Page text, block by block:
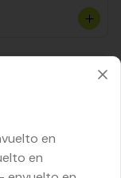
crema - palta
en
en